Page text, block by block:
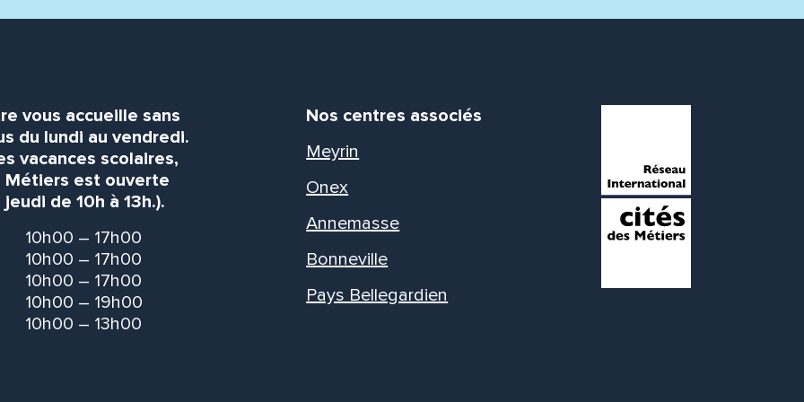
vous accueille sans
du lundi au vendredi.
vacances scolaires,
Métiers est ouverte
de 10h à 13h.).
10h00 – 17h00
10h00 – 17h00
10h00 – 17h00
10h00 – 19h00
10h00 – 13h00
Nos centres associés
Meyrin
Onex
Annemasse
Bonneville
Pays Bellegardien